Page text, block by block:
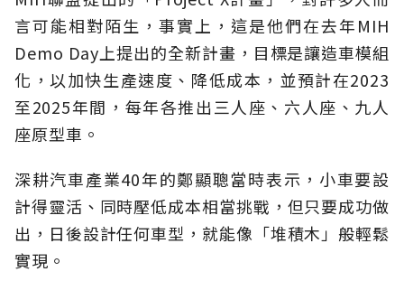
言可能相對陌生，事實上，這是他們在去年MIH
Demo Day上提出的全新計畫，目標是讓造車模組
化，以加快生產速度、降低成本，並預計在2023
至2025年間，每年各推出三人座、六人座、九人
座原型車。
深耕汽車產業40年的鄭顯聰當時表示，小車要設
計得靈活、同時壓低成本相當挑戰，但只要成功做
出，日後設計任何車型，就能像「堆積木」般輕鬆
實現。